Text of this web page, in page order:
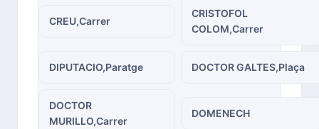
CREU,Carrer
CRISTOFOL
COLOM,Carrer
DIPUTACIO,Paratge DOCTOR GALTES,Plaça
DOCTOR
MURILLO,Carrer
DOMENECH